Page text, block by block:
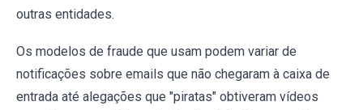
outras entidades.
Os modelos de fraude que usam podem variar de
notificações sobre emails que não chegaram à caixa de
entrada até alegações que "piratas" obtiveram vídeos